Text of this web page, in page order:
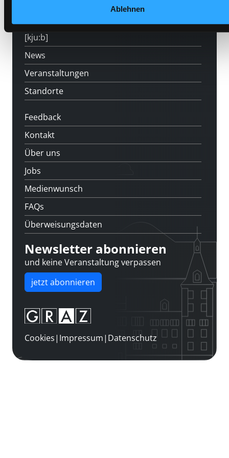
Ablehnen
[kju:b]
News
Veranstaltungen
Standorte
Feedback
Kontakt
Über uns
Jobs
Medienwunsch
FAQs
Überweisungsdaten
Newsletter abonnieren
und keine Veranstaltung verpassen
jetzt abonnieren
Cookies| Impressum| Datenschutz